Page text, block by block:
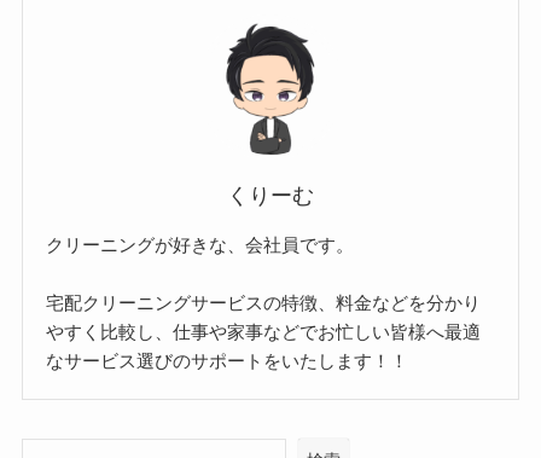
くりーむ
クリーニングが好きな、会社員です。
宅配クリーニングサービスの特徴、料金などを分かり
やすく比較し、仕事や家事などでお忙しい皆様へ最適
なサービス選びのサポートをいたします！！